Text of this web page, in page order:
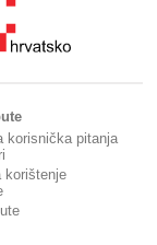
korisnička pitanja
korištenje